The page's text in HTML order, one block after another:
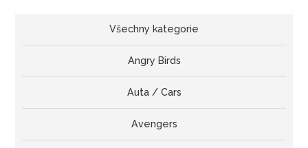
Všechny kategorie
Angry Birds
Auta / Cars
Avengers